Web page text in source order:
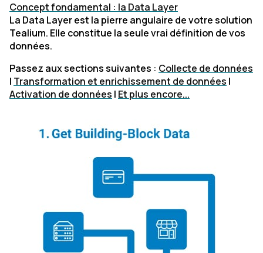
Concept fondamental : la Data Layer
La Data Layer est la pierre angulaire de votre solution
Tealium. Elle constitue la seule vrai définition de vos
données.
Passez aux sections suivantes : Collecte de données
| Transformation et enrichissement de données |
Activation de données | Et plus encore...